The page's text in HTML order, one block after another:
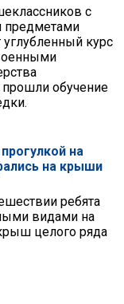
с
курс
прошли обучение
на
на крыши
ребята
видами на
целого ряда